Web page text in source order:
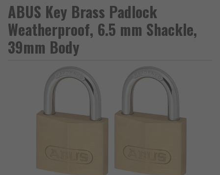
ABUS Key Brass Padlock
Weatherproof, 6.5 mm Shackle,
39mm Body